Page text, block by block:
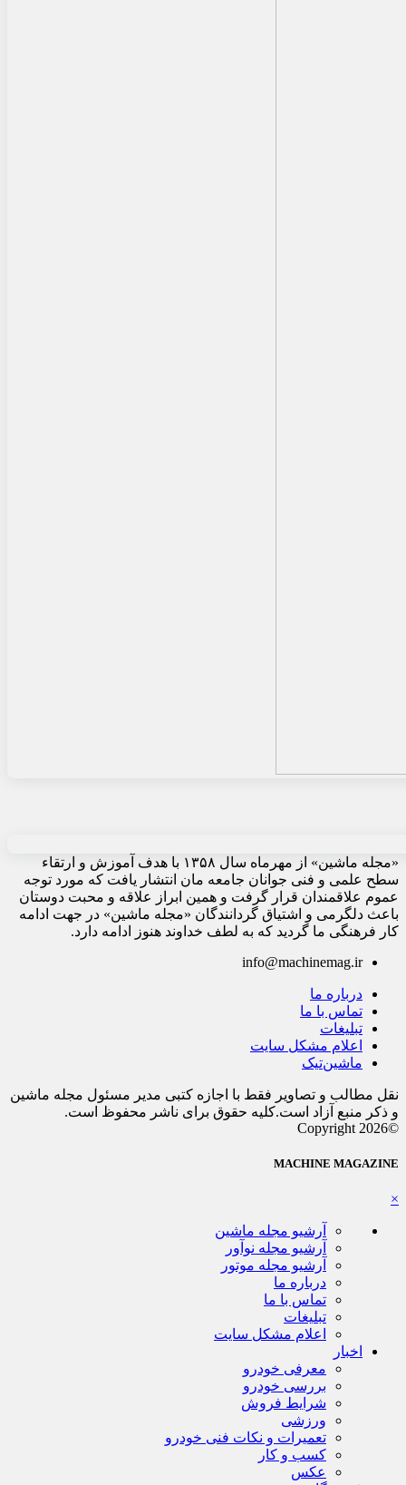
«مجله ماشین» از مهرماه سال ۱۳۵۸ با هدف آموزش و ارتقاء
سطح علمی و فنی جوانان جامعه مان انتشار یافت که مورد توجه
عموم علاقمندان قرار گرفت و همین ابراز علاقه و محبت دوستان
باعث دلگرمی و اشتیاق گردانندگان «مجله ماشین» در جهت ادامه
کار فرهنگی ما گردید که به لطف خداوند هنوز ادامه دارد.
info@machinemag.ir
درباره ما
تماس با ما
تبلیغات
اعلام مشکل سایت
ماشین‌تیک
نقل مطالب و تصاویر فقط با اجازه کتبی مدیر مسئول مجله ماشین
و ذکر منبع آزاد است.کلیه حقوق برای ناشر محفوظ است.
©Copyright 2026
MACHINE MAGAZINE
×
آرشیو مجله ماشین
آرشیو مجله نوآور
آرشیو مجله موتور
درباره ما
تماس با ما
تبلیغات
اعلام مشکل سایت
اخبار
معرفی خودرو
بررسی خودرو
شرایط فروش
ورزشی
تعمیرات و نکات فنی خودرو
کسب و کار
عکس